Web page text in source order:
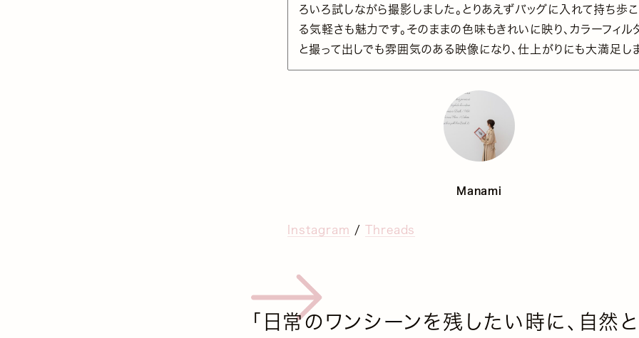
ろいろ試しながら撮影しました。とりあえずバッグに入れて持ち歩こ
る気軽さも魅力です。そのままの色味もきれいに映り、カラーフィル
と撮って出しでも雰囲気のある映像になり、仕上がりにも大満足しま
Manami
Instagram / Threads
「日常のワンシーンを残したい時に、自然